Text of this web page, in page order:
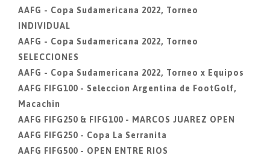
AAFG - Copa Sudamericana 2022, Torneo
INDIVIDUAL
AAFG - Copa Sudamericana 2022, Torneo
SELECCIONES
AAFG - Copa Sudamericana 2022, Torneo x Equipos
AAFG FIFG100 - Seleccion Argentina de FootGolf,
Macachin
AAFG FIFG250 & FIFG100 - MARCOS JUAREZ OPEN
AAFG FIFG250 - Copa La Serranita
AAFG FIFG500 - OPEN ENTRE RIOS